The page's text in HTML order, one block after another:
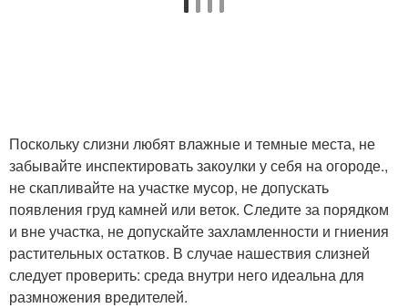
Поскольку слизни любят влажные и темные места, не
забывайте инспектировать закоулки у себя на огороде.,
не скапливайте на участке мусор, не допускать
появления груд камней или веток. Следите за порядком
и вне участка, не допускайте захламленности и гниения
растительных остатков. В случае нашествия слизней
следует проверить: среда внутри него идеальна для
размножения вредителей.